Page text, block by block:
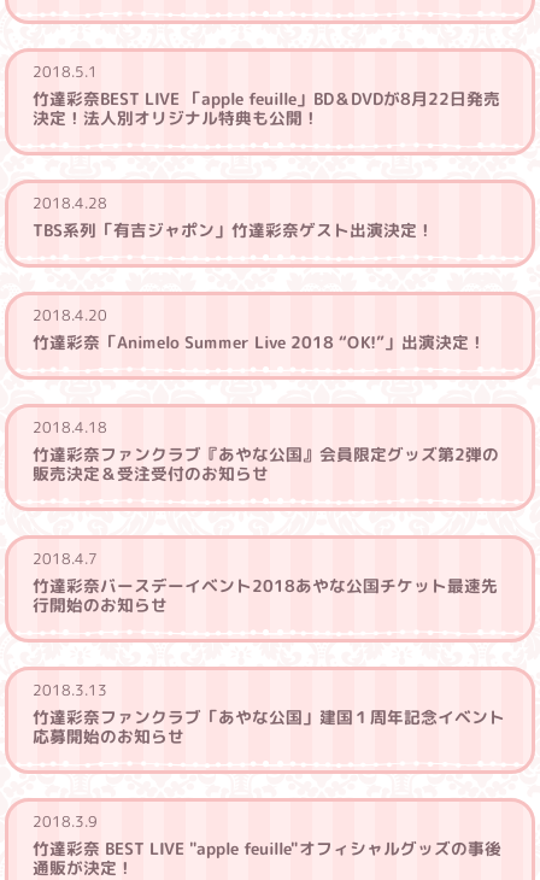
2018.5.1
竹達彩奈BEST LIVE 「apple feuille」BD＆DVDが8月22日発売
決定！法人別オリジナル特典も公開！
2018.4.28
TBS系列「有吉ジャポン」竹達彩奈ゲスト出演決定！
2018.4.20
竹達彩奈「Animelo Summer Live 2018 “OK!”」出演決定！
2018.4.18
竹達彩奈ファンクラブ『あやな公国』会員限定グッズ第2弾の
販売決定＆受注受付のお知らせ
2018.4.7
竹達彩奈バースデーイベント2018あやな公国チケット最速先
行開始のお知らせ
2018.3.13
竹達彩奈ファンクラブ「あやな公国」建国１周年記念イベント
応募開始のお知らせ
2018.3.9
竹達彩奈 BEST LIVE "apple feuille"オフィシャルグッズの事後
通販が決定！